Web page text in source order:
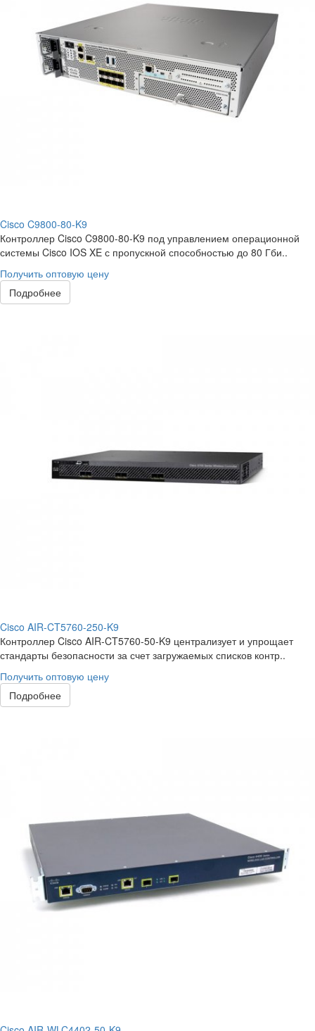
Cisco C9800-80-K9
Контроллер Cisco C9800-80-K9 под управлением операционной
системы Cisco IOS XE с пропускной способностью до 80 Гби..
Получить оптовую цену
Подробнее
Cisco AIR-CT5760-250-K9
Контроллер Cisco AIR-CT5760-50-K9 централизует и упрощает
стандарты безопасности за счет загружаемых списков контр..
Получить оптовую цену
Подробнее